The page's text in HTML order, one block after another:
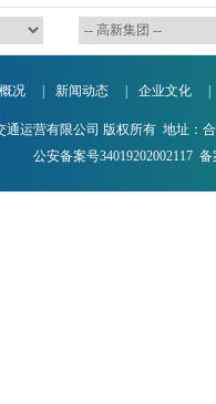
况 新闻动态 企业文化
通运营有限公司 版权所有 地址：
公安备案号34019202002117 备